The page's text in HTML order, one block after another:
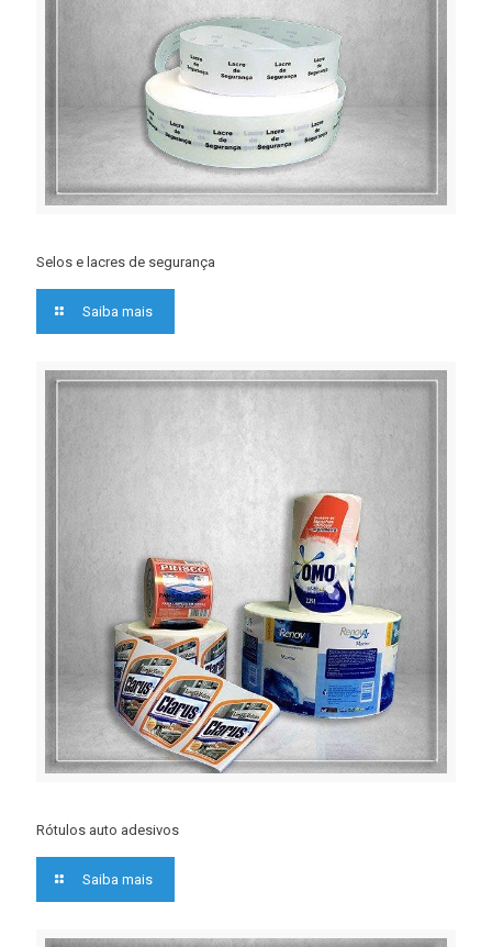
Selos e lacres de segurança
Saiba mais
Rótulos auto adesivos
Saiba mais